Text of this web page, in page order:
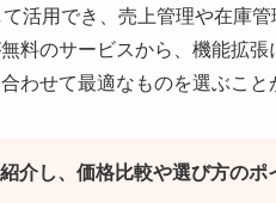
活用でき、売上管理や在庫
料のサービスから、機能拡
わせて最適なものを選ぶこと
介し、価格比較や選び方のポ